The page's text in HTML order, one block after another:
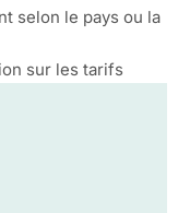
selon le pays ou la
sur les tarifs